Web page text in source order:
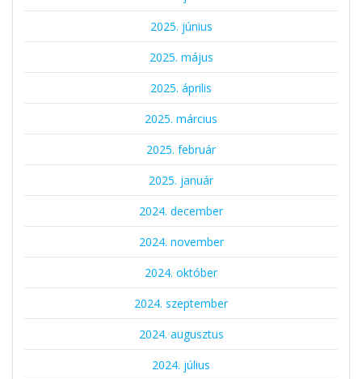
2025. június
2025. május
2025. április
2025. március
2025. február
2025. január
2024. december
2024. november
2024. október
2024. szeptember
2024. augusztus
2024. július